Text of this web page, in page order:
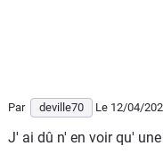
Par deville70 Le 12/04/
J' ai dû n' en voir qu'